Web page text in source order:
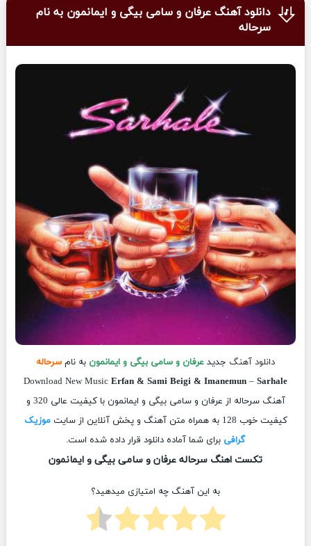
دانلود آهنگ عرفان و سامی بیگی و ایمانمون به نام
سرحاله
دانلود آهنگ جدید عرفان و سامی بیگی و ایمانمون به نام سرحاله
Download New Music Erfan & Sami Beigi & Imanemun – Sarhale
آهنگ سرحاله از عرفان و سامی بیگی و ایمانمون با کیفیت عالی 320 و
کیفیت خوب 128 به همراه متن آهنگ و پخش آنلاین از سایت
موزیک
گرافی برای شما آماده دانلود قرار داده شده است.
تکست اهنگ سرحاله عرفان و سامی بیگی و ایمانمون
به این آهنگ چه امتیازی میدهید؟